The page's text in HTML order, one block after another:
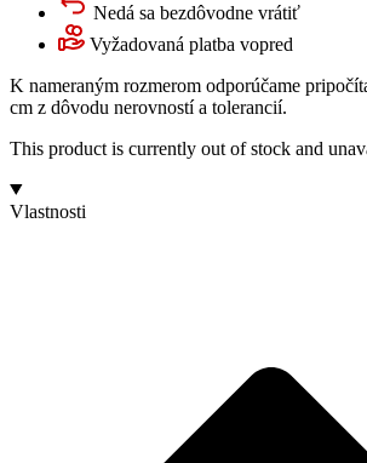
Nedá sa bezdôvodne vrátiť
Vyžadovaná platba vopred
K nameraným rozmerom odporúčame
cm z dôvodu nerovností a tolerancií.
This product is currently out of stock and
Vlastnosti